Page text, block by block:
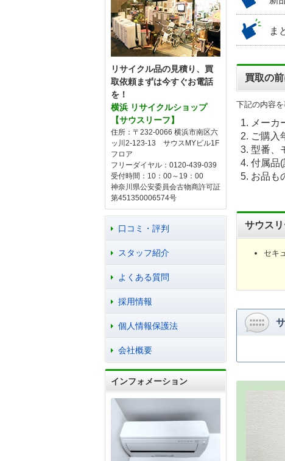
ま
買取の
下記の内容
メーカ
ご購入
型番、
付属品
お品も
サウス
セキ
リサイクル品の見積り、買
取依頼まずは今すぐお電話
を！
横浜 リサイクルショップ
【サウスリーフ】
住所：〒232-0066 横浜市南区六
ッ川2-123-13 サウスMYビル1F
フロア
フリーダイヤル：0120-439-039
受付時間：10：00～19：00
神奈川県公安委員会古物商許可証
第451350006574号
口コミ・評判
スタッフ紹介
よくある質問
採用情報
個人情報保護法
会社概要
インフォメーション